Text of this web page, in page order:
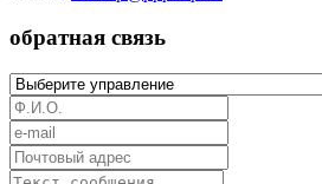
обратная связь